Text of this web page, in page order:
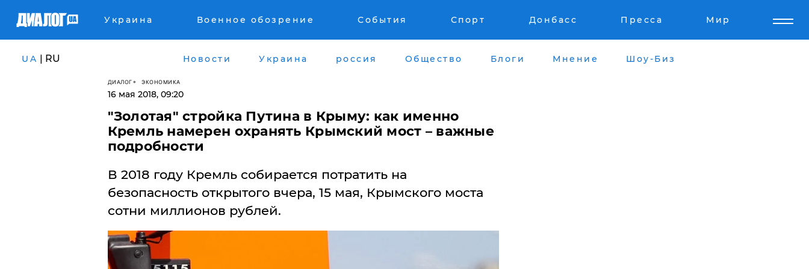
Украина Военное обозрение События Спорт Донбасс Пресса Мир
UA | RU Новости Украина россия Общество Блоги Мнение Шоу-Биз
ДИАЛОГ ЭКОНОМИКА
16 мая 2018, 09:20
"Золотая" стройка Путина в Крыму: как именно
Кремль намерен охранять Крымский мост – важные
подробности
В 2018 году Кремль собирается потратить на
безопасность открытого вчера, 15 мая, Крымского моста
сотни миллионов рублей.